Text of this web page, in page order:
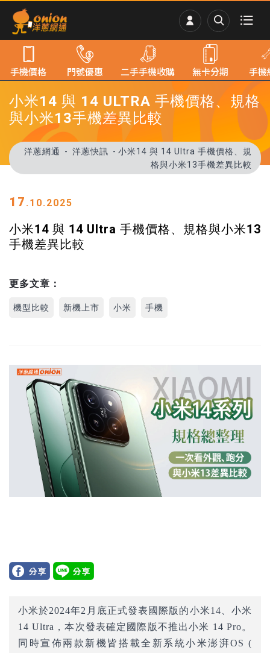
​​​​​​​小米14 與 14 ULTRA 手機價格、規格
與小米13手機差異比較
洋蔥網通 洋蔥快訊
​​​​​​​小米14 與 14 Ultra 手機價格、規
格與小米13手機差異比較
17 .10.2025
​​​​​​​小米14 與 14 Ultra 手機價格、規格與小米13
手機差異比較
更多文章：
機型比較 新機上市 小米 手機
小米於2024年2月底正式發表國際版的小米14、小米
14 Ultra，本次發表確定國際版不推出小米 14 Pro。
同時宣佈兩款新機皆搭載全新系統小米澎湃OS (
手機價格 門號優惠 二手手機收購 無卡分期 手機